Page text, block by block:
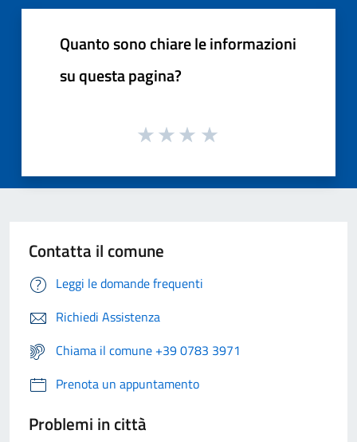
Quanto sono chiare le informazioni
su questa pagina?
Contatta il comune
Leggi le domande frequenti
Richiedi Assistenza
Chiama il comune +39 0783 3971
Prenota un appuntamento
Problemi in città